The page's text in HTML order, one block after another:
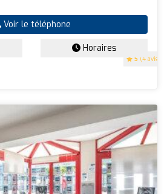
5 (4 avis)
Voir le téléphone
Horaires